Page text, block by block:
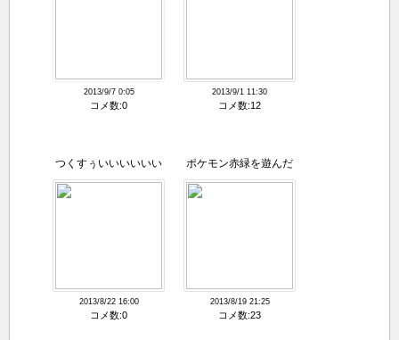
2013/9/7 0:05
コメ数:0
2013/9/1 11:30
コメ数:12
つくすぅいいいいいい
2013/8/22 16:00
コメ数:0
ポケモン赤緑を遊んだ
2013/8/19 21:25
コメ数:23